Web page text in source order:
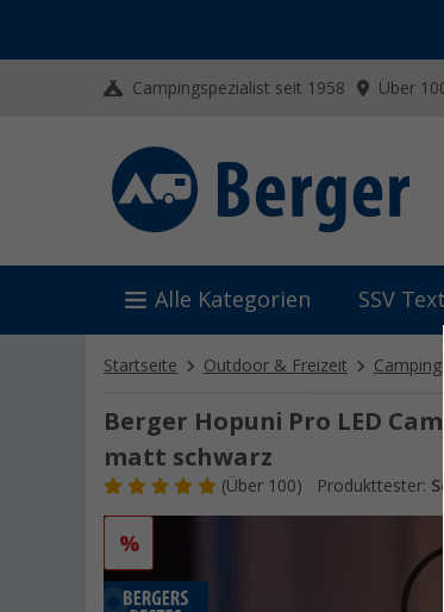
Campingspezialist seit 1958 Über
Alle Kategorien SSV
Startseite Outdoor & Freizeit
Berger Hopuni Pro LED
matt schwarz
(Über100) Produkttester:
%